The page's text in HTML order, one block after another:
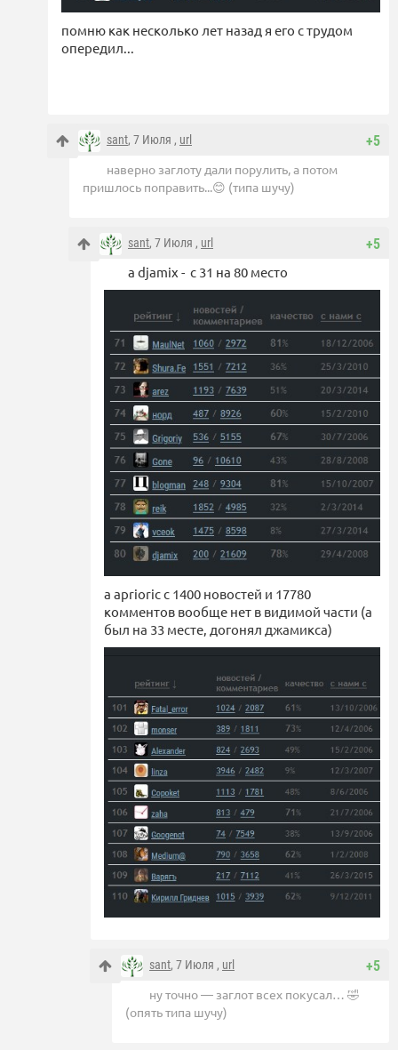
помню как несколько лет назад я его с трудом
опередил...
+5
sant, 7 Июля , url
наверно заглоту дали порулить, а потом
пришлось поправить...😊 (типа шучу)
+5
sant, 7 Июля , url
а djamix - с 31 на 80 место
а aprioric c 1400 новостей и 17780
комментов вообще нет в видимой части (а
был на 33 месте, догонял джамикса)
+5
sant, 7 Июля , url
ну точно — заглот всех покусал… 🤣
(опять типа шучу)